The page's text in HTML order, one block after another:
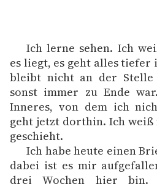
Ich lerne sehen. Ich
es liegt, es geht alles tiefer
bleibt nicht an der Stelle
sonst immer zu Ende
Inneres, von dem ich
geht jetzt dorthin. Ich
geschieht.
Ich habe heute einen
dabei ist es mir
drei Wochen hier bin.